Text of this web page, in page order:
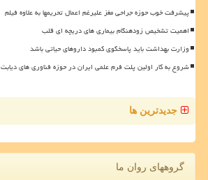
پیشرفت خوب حوزه جراحی مغز علیرغم اعمال تحریمها به علاوه فیلم
اهمیت تشخیص زودهنگام بیماری های دریچه ای قلب
وزارت بهداشت باید پاسخگوی کمبود داروهای حیاتی باشد
شروع به کار اولین پلت فرم علمی ایران در حوزه فناوری های دیابت
جدیدترین ها
گروههای روان ما